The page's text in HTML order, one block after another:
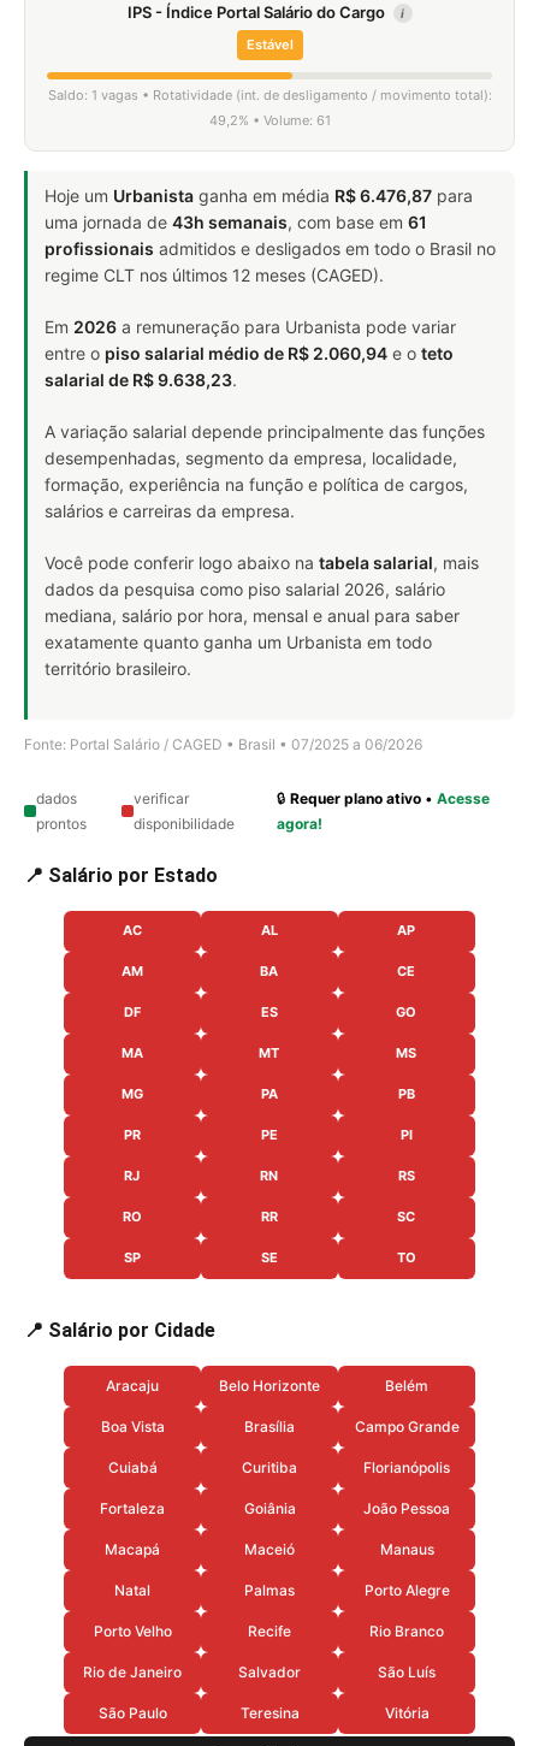
IPS - Índice Portal Salário do Cargo i
Estável
Saldo: 1 vagas • Rotatividade (int. de desligamento / movimento total):
49,2% • Volume: 61
Hoje um Urbanista ganha em média R$ 6.476,87 para
uma jornada de 43h semanais, com base em 61
profissionais admitidos e desligados em todo o Brasil no
regime CLT nos últimos 12 meses (CAGED).
Em 2026 a remuneração para Urbanista pode variar
entre o piso salarial médio de R$ 2.060,94 e o teto
salarial de R$ 9.638,23.
A variação salarial depende principalmente das funções
desempenhadas, segmento da empresa, localidade,
formação, experiência na função e política de cargos,
salários e carreiras da empresa.
Você pode conferir logo abaixo na tabela salarial, mais
dados da pesquisa como piso salarial 2026, salário
mediana, salário por hora, mensal e anual para saber
exatamente quanto ganha um Urbanista em todo
território brasileiro.
Fonte: Portal Salário / CAGED • Brasil • 07/2025 a 06/2026
dados
prontos
verificar
disponibilidade
🔒Requer plano ativo •Acesse
agora!
📍 Salário por Estado
AC AL AP
AM BA CE
DF ES GO
MA MT MS
MG PA PB
PR PE PI
RJ RN RS
RO RR SC
SP SE TO
📍 Salário por Cidade
Aracaju Belo Horizonte Belém
Boa Vista Brasília Campo Grande
Cuiabá Curitiba Florianópolis
Fortaleza Goiânia João Pessoa
Macapá Maceió Manaus
Natal Palmas Porto Alegre
Porto Velho Recife Rio Branco
Rio de Janeiro Salvador São Luís
São Paulo Teresina Vitória